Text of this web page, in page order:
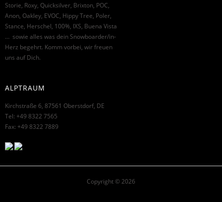
Storie, Roxy, Quicksilver, Brixton, POC,
Anon, Oakley, EVOC, Hippy Tree, Poler,
Stance, Herschel, 100%, IXS, Buena Vista
… sowie alles was dein Snowboarder/in-
Herz begehrt. Komm vorbei, wir freuen
uns auf Dich.
ALPTRAUM
Kirchstraße 6, 87561 Oberstdorf, DE
Tel: +49 8322 7565
Fax: +49 8322 7889
Copyright © 2026